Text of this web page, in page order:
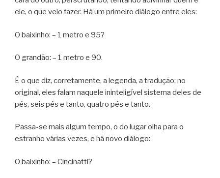
ele, o que veio fazer. Há um primeiro diálogo entre eles:
O baixinho: – 1 metro e 95?
O grandão: – 1 metro e 90.
É o que diz, corretamente, a legenda, a tradução; no
original, eles falam naquele ininteligível sistema deles de
pés, seis pés e tanto, quatro pés e tanto.
Passa-se mais algum tempo, o do lugar olha para o
estranho várias vezes, e há novo diálogo:
O baixinho: – Cincinatti?